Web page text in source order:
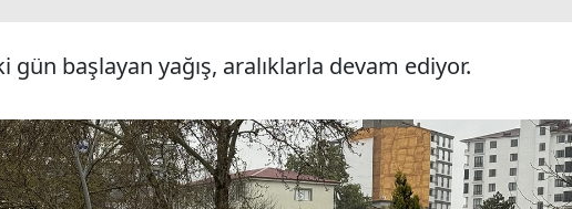
gün başlayan yağış, aralıklarla devam ediyor.